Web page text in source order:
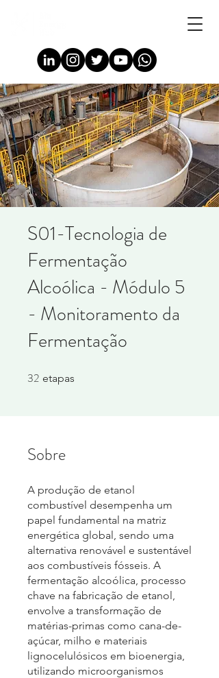
S01-Tecnologia de
Fermentação
Alcoólica - Módulo 5
- Monitoramento da
Fermentação
32 etapas
Sobre
A produção de etanol
combustível desempenha um
papel fundamental na matriz
energética global, sendo uma
alternativa renovável e sustentável
aos combustíveis fósseis. A
fermentação alcoólica, processo
chave na fabricação de etanol,
envolve a transformação de
matérias-primas como cana-de-
açúcar, milho e materiais
lignocelulósicos em bioenergia,
utilizando microorganismos